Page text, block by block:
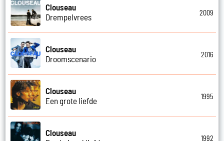
Clouseau
Drempelvrees
2009
Clouseau
Droomscenario
2016
Clouseau
Een grote liefde
1995
Clouseau
1992